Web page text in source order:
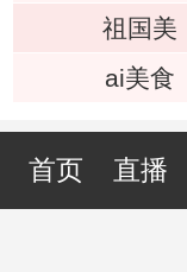
祖国美
ai美食
首页 直播